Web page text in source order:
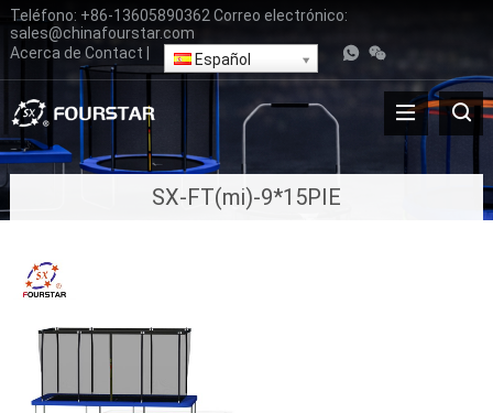
Teléfono: +86-13605890362 Correo electrónico:
sales@chinafourstar.com
Acerca de Contact Español
SX-FT(mi)-9*15PIE